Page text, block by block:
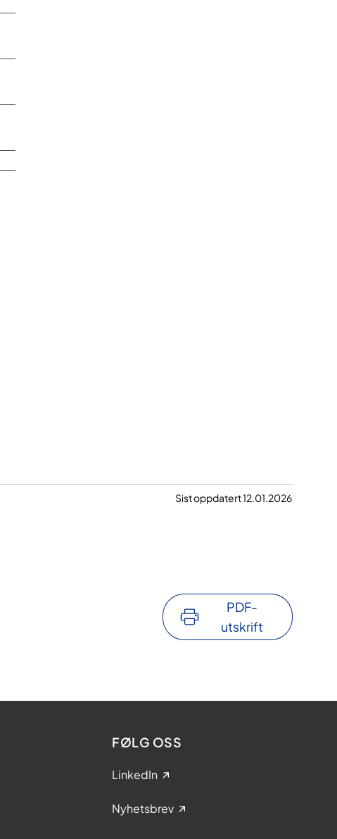
Sist oppdatert 12.01.2026
PDF-
utskrift
FØLG OSS
LinkedIn
Nyhetsbrev